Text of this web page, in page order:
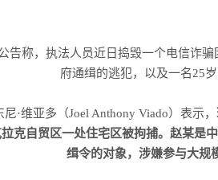
告称，执法人员近日捣毁一个电信诈
府通缉的逃犯，以及一名25岁
·维亚多（Joel Anthony Viado）表示，
克自贸区一处住宅区被拘捕。赵某是
缉令的对象，涉嫌参与大规